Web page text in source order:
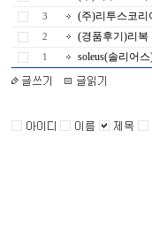
3 (주)리투스코리
2 (경품후기)리복
1 soleus(솔리어